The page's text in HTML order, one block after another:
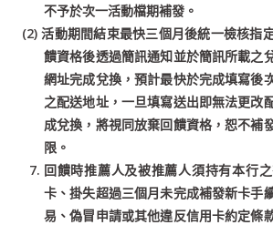
不予於次一活動檔期補發。
(2) 活動期間結束最快三個月後統一檢核指
饋資格後透過簡訊通知並於簡訊所載之
網址完成兌換，預計最快於完成填寫後
之配送地址，一旦填寫送出即無法更改
成兌換，將視同放棄回饋資格，恕不補
限。
回饋時推薦人及被推薦人須持有本行
卡、掛失超過三個月未完成補發新卡手
易、偽冒申請或其他違反信用卡約定條